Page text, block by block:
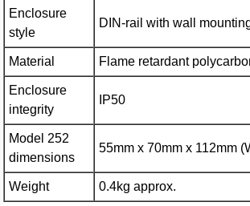
Enclosure
style
DIN-rail with wall
Material Flame retardant
Enclosure
integrity
IP50
Model 252
dimensions
55mm x 70mm x 112mm
Weight 0.4kg approx.